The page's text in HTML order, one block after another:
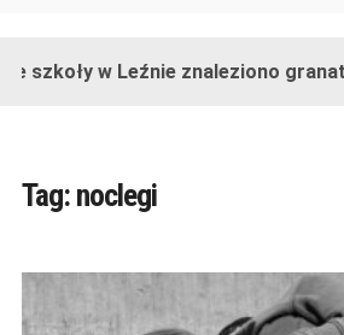
szkoły w Leźnie znaleziono granat!
Tag: noclegi